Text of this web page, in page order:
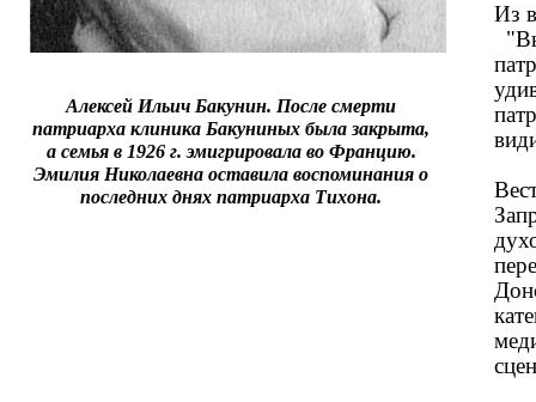
Алексей Ильич Бакунин. После смерти
патриарха клиника Бакуниных была закрыта,
а семья в 1926 г. эмигрировала во Францию.
Эмилия Николаевна оставила воспоминания о
последних днях патриарха Тихона.
Из